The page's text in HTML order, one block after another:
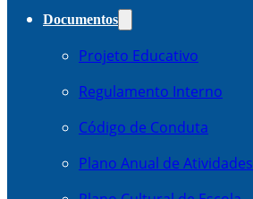
Documentos
Projeto Educativo
Regulamento Interno
Código de Conduta
Plano Anual de Atividades